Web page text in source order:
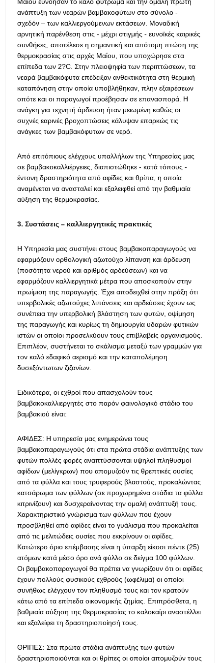
Μαΐου ευνόησαν το καλό φύτρωμα και την ομαλή πρώτη
ανάπτυξη των νεαρών βαμβακοφύτων στο σύνολο -
σχεδόν – των καλλιεργούμενων εκτάσεων. Μοναδική
αρνητική παρένθεση στις - μέχρι στιγμής - ευνοϊκές καιρικές
συνθήκες, αποτέλεσε η σημαντική και απότομη πτώση της
θερμοκρασίας στις αρχές Μαΐου, που υποχώρησε στα
επίπεδα των 2?C. Στην πλειοψηφία των περιπτώσεων, τα
νεαρά βαμβακόφυτα επέδειξαν ανθεκτικότητα στη θερμική
καταπόνηση στην οποία υποβλήθηκαν, πλην εξαιρέσεων
οπότε και οι παραγωγοί προέβησαν σε επανασπορά. Η
ανάγκη για τεχνητή άρδευση ήταν μειωμένη καθώς οι
συχνές εαρινές βροχοπτώσεις κάλυψαν επαρκώς τις
ανάγκες των βαμβακόφυτων σε νερό.
Από επιτόπιους ελέγχους υπαλλήλων της Υπηρεσίας μας
σε βαμβακοκαλλιέργειες, διαπιστώθηκε - κατά τόπους -
έντονη δραστηριότητα από αφίδες και θρίπα, η οποία
αναμένεται να ανασταλεί και εξαλειφθεί από την βαθμιαία
αύξηση της θερμοκρασίας.
3. Συστάσεις – καλλιεργητικές πρακτικές
Η Υπηρεσία μας συστήνει στους βαμβακοπαραγωγούς να
εφαρμόζουν ορθολογική αζωτούχο λίπανση και άρδευση
(ποσότητα νερού και αριθμός αρδεύσεων) και να
εφαρμόζουν καλλιεργητικά μέτρα που αποσκοπούν στην
πρωίμιση της παραγωγής. Έχει αποδειχθεί στην πράξη ότι
υπερβολικές αζωτούχες λιπάνσεις και αρδεύσεις έχουν ως
συνέπεια την υπερβολική βλάστηση των φυτών, οψίμηση
της παραγωγής και κυρίως τη δημιουργία υδαρών φυτικών
ιστών οι οποίοι προσελκύουν τους επιβλαβείς οργανισμούς.
Επιπλέον, συστήνεται το σκάλισμα μεταξύ των γραμμών για
τον καλό εδαφικό αερισμό και την καταπολέμηση
δυσεξόντωτων ζιζανίων.
Ειδικότερα, οι εχθροί που απασχολούν τους
βαμβακοκαλλιεργητές στο παρόν φαινολογικό στάδιο του
βαμβακιού είναι:
ΑΦΙΔΕΣ: Η υπηρεσία μας ενημερώνει τους
βαμβακοπαραγωγούς ότι στα πρώτα στάδια ανάπτυξης των
φυτών πολλές φορές αναπτύσσονται υψηλοί πληθυσμοί
αφίδων (μελίγκρων) που απομυζούν τις θρεπτικές ουσίες
από τα φύλλα και τους τρυφερούς βλαστούς, προκαλώντας
κατσάρωμα των φύλλων (σε προχωρημένα στάδια τα φύλλα
κιτρινίζουν) και δυσχεραίνοντας την ομαλή ανάπτυξή τους.
Χαρακτηριστικό γνώρισμα των φύλλων που έχουν
προσβληθεί από αφίδες είναι το γυάλισμα που προκαλείται
από τις μελιτώδεις ουσίες που εκκρίνουν οι αφίδες.
Κατώτερο όριο επέμβασης είναι η ύπαρξη είκοσι πέντε (25)
ατόμων κατά μέσο όρο ανά φύλλο σε δείγμα 100 φύλλων.
Οι βαμβακοπαραγωγοί θα πρέπει να γνωρίζουν ότι οι αφίδες
έχουν πολλούς φυσικούς εχθρούς (ωφέλιμα) οι οποίοι
συνήθως ελέγχουν τον πληθυσμό τους και τον κρατούν
κάτω από τα επίπεδα οικονομικής ζημίας. Επιπρόσθετα, η
βαθμιαία αύξηση της θερμοκρασίας το καλοκαίρι αναστέλλει
και εξαλείφει τη δραστηριοποίησή τους.
ΘΡΙΠΕΣ: Στα πρώτα στάδια ανάπτυξης των φυτών
δραστηριοποιούνται και οι θρίπες οι οποίοι απομυζούν τους